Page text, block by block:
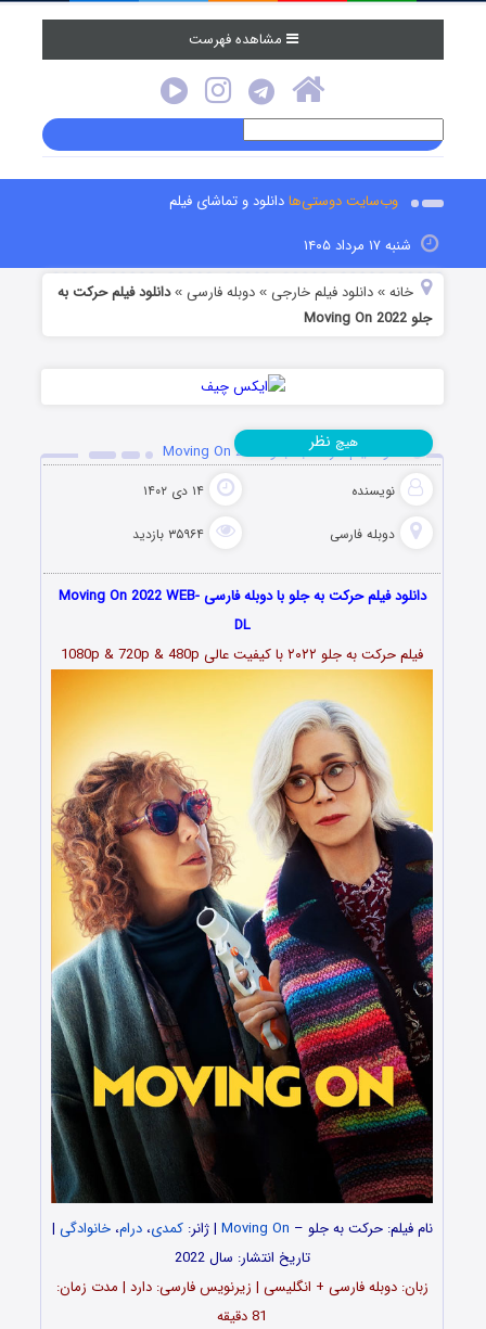
مشاهده فهرست
وب‌سایت دوستی‌هادانلود و تماشای فیلم
شنبه ۱۷ مرداد ۱۴۰۵
خانه »دانلود فیلم خارجی »دوبله فارسی »دانلود فیلم حرکت به
جلو Moving On 2022
دانلود فیلم حرکت به جلو Moving On 2022
نویسنده ۱۴ دی ۱۴۰۲
دوبله فارسی ۳۵۹۶۴ بازدید
هیچ نظر
دانلود فیلم حرکت به جلو با دوبله فارسی Moving On 2022 WEB-
DL
فیلمحرکت به جلو ۲۰۲۲ با کیفیت عالی 1080p & 720p & 480p
نام فیلم:حرکت به جلو –
Moving On | ژانر:کمدی،درام،خانوادگی |
تاریخ انتشار: سال 2022
زبان: دوبله فارسی + انگلیسی | زیرنویس فارسی: دارد | مدت زمان:
81 دقیقه